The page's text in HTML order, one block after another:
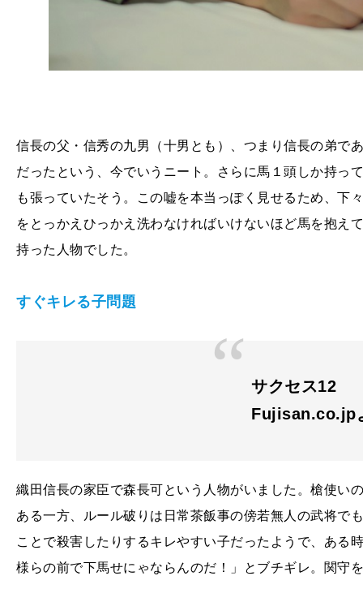
信長の父・信秀の九男（十男とも）、つまり信長の弟で
だったという、今でいうニート。さらに馬１頭しか持っ
も張っていたそう。この嘘を本当っぽく見せるため、下
をとっかえひっかえ洗わなければいけないほど馬を抱え
持った人物でした。
すぐキレる子問題
サクセス12
Fujisan.co.jp
織田信長の家臣で森長可という人物がいました。槍使い
ある一方、ルール破りは日常茶飯事の傍若無人の武将で
ことで殺害したりするキレやすい子だったようで、ある
様らの前で下馬せにゃならんのだ！」とブチギレ。関守